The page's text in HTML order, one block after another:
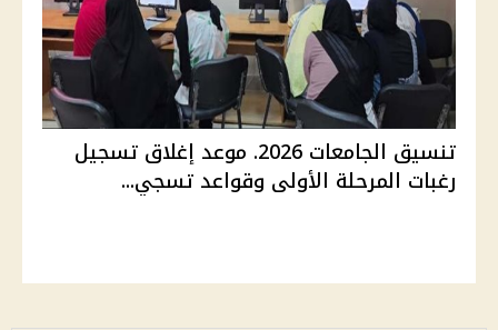
تنسيق الجامعات 2026. موعد إغلاق تسجيل
رغبات المرحلة الأولى وقواعد تسجي...